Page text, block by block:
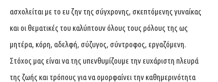
ασχολείται με το ευ ζην της σύγχρονης, σκεπτόμενης γυναίκας
και οι θεματικές του καλύπτουν όλους τους ρόλους της ως
μητέρα, κόρη, αδελφή, σύζυγος, σύντροφος, εργαζόμενη.
Στόχος μας είναι να της υπενθυμίζουμε την ευχάριστη πλευρά
της ζωής και τρόπους για να ομορφαίνει την καθημερινότητα